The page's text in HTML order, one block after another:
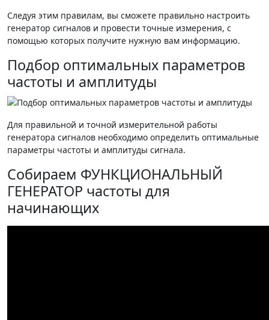
Следуя этим правилам, вы сможете правильно настроить
генератор сигналов и провести точные измерения, с
помощью которых получите нужную вам информацию.
Подбор оптимальных параметров
частоты и амплитуды
Для правильной и точной измерительной работы
генератора сигналов необходимо определить оптимальные
параметры частоты и амплитуды сигнала.
Собираем ФУНКЦИОНАЛЬНЫЙ
ГЕНЕРАТОР частоты для
начинающих